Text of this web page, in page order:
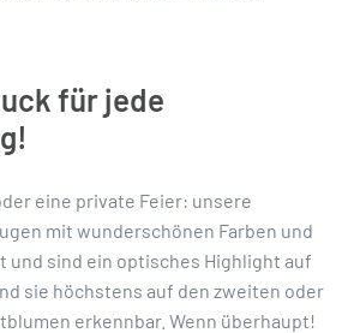
für jede
eine private Feier: unsere
mit wunderschönen Farben und
und sind ein optisches Highlight auf
sie höchstens auf den zweiten oder
erkennbar. Wenn überhaupt!